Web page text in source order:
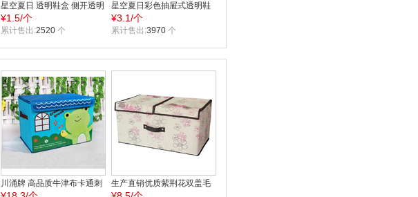
星空夏日 透明鞋盒 侧开透明
女鞋盒
¥1.5/个
累计售出:2520 个
星空夏日彩色抽屉式透明鞋
盒 水晶鞋盒 通用抽屉女 无
色透明
¥3.1/个
累计售出:3970 个
川涌牌 高品质牛津布卡通刺
生产直销优质紫荆花双盖毛